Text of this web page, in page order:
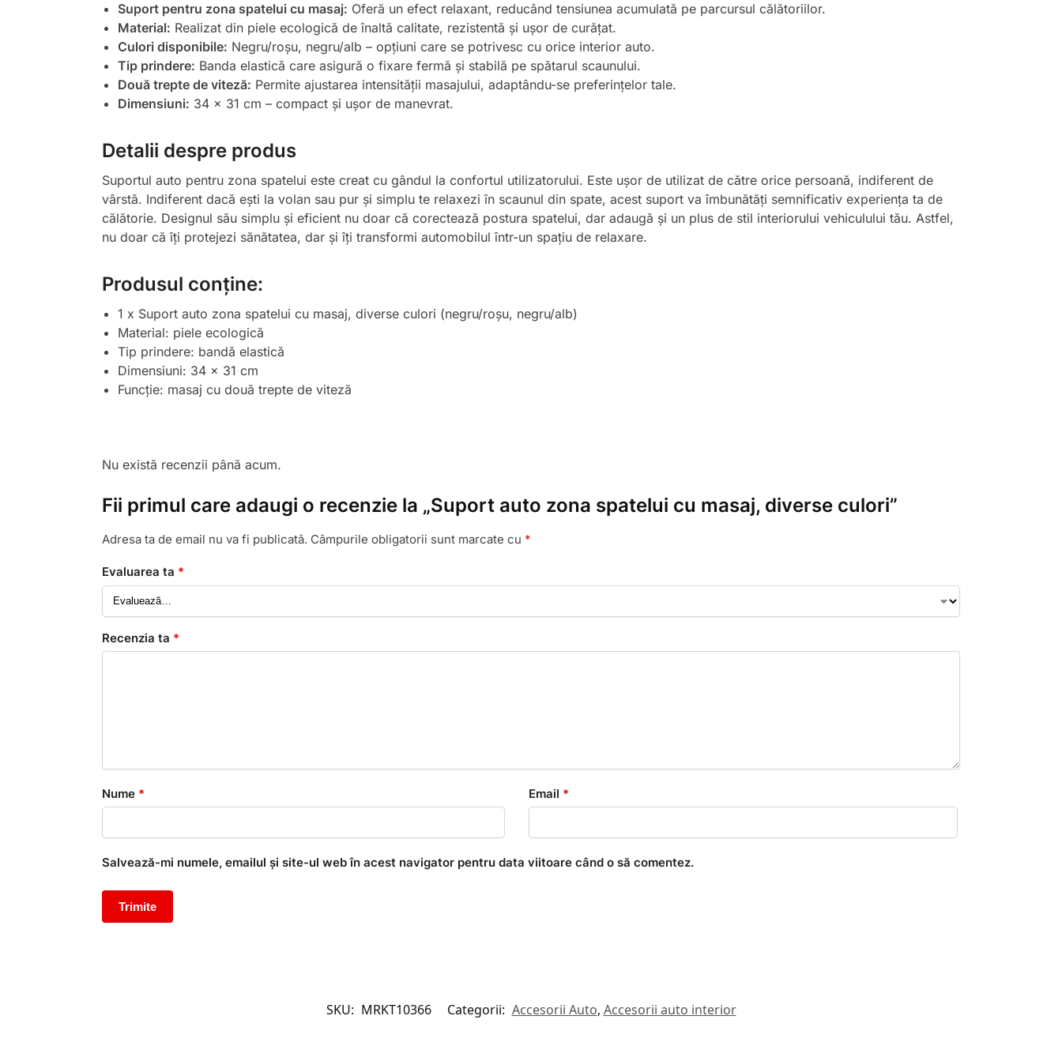
Suport pentru zona spatelui cu masaj: Oferă un efect relaxant, reducând tensiunea acumulată pe parcursul călătoriilor.
Material: Realizat din piele ecologică de înaltă calitate, rezistentă și ușor de curățat.
Culori disponibile: Negru/roșu, negru/alb – opțiuni care se potrivesc cu orice interior auto.
Tip prindere: Banda elastică care asigură o fixare fermă și stabilă pe spătarul scaunului.
Două trepte de viteză: Permite ajustarea intensității masajului, adaptându-se preferințelor tale.
Dimensiuni: 34 x 31 cm – compact și ușor de manevrat.
Detalii despre produs
Suportul auto pentru zona spatelui este creat cu gândul la confortul utilizatorului. Este ușor de utilizat de către orice persoană, indiferent de
vârstă. Indiferent dacă ești la volan sau pur și simplu te relaxezi în scaunul din spate, acest suport va îmbunătăți semnificativ experiența ta de
călătorie. Designul său simplu și eficient nu doar că corectează postura spatelui, dar adaugă și un plus de stil interiorului vehiculului tău. Astfel,
nu doar că îți protejezi sănătatea, dar și îți transformi automobilul într-un spațiu de relaxare.
Produsul conține:
1 x Suport auto zona spatelui cu masaj, diverse culori (negru/roșu, negru/alb)
Material: piele ecologică
Tip prindere: bandă elastică
Dimensiuni: 34 x 31 cm
Funcție: masaj cu două trepte de viteză
Nu există recenzii până acum.
Fii primul care adaugi o recenzie la „Suport auto zona spatelui cu masaj, diverse culori”
Adresa ta de email nu va fi publicată. Câmpurile obligatorii sunt marcate cu *
Evaluarea ta *
Recenzia ta *
Nume * Email *
Salvează-mi numele, emailul și site-ul web în acest navigator pentru data viitoare când o să comentez.
SKU: MRKT10366 Categorii: Accesorii Auto, Accesorii auto interior